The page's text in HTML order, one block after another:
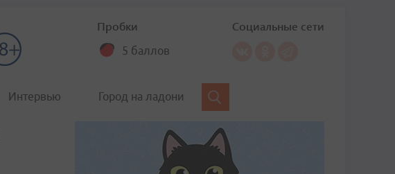
Пробки
5 баллов
Социальные сети
Интервью Город на ладони